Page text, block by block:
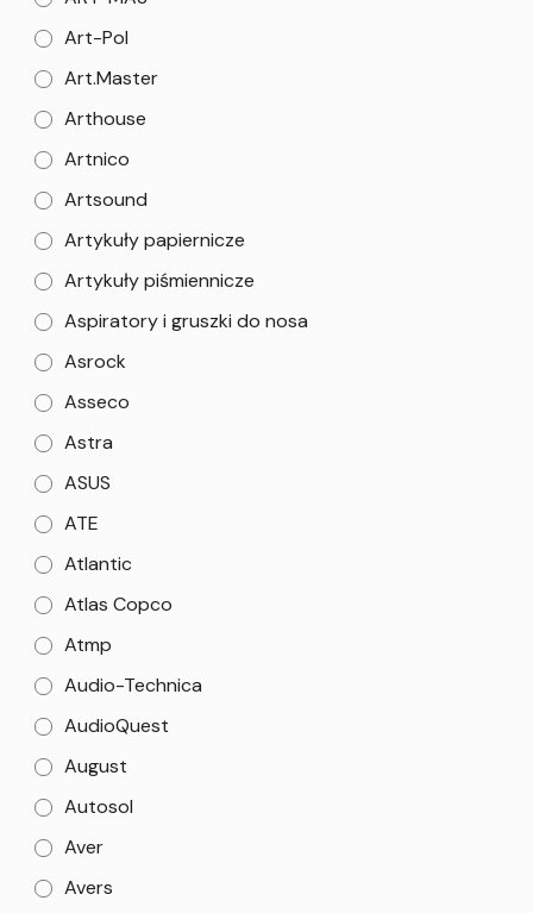
Art-Pol
Art.Master
Arthouse
Artnico
Artsound
Artykuły papiernicze
Artykuły piśmiennicze
Aspiratory i gruszki do nosa
Asrock
Asseco
Astra
ASUS
ATE
Atlantic
Atlas Copco
Atmp
Audio-Technica
AudioQuest
August
Autosol
Aver
Avers